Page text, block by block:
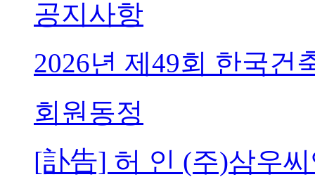
공지사항
2026년 제49회 한국건
회원동정
[訃告] 허 인 (주)삼우